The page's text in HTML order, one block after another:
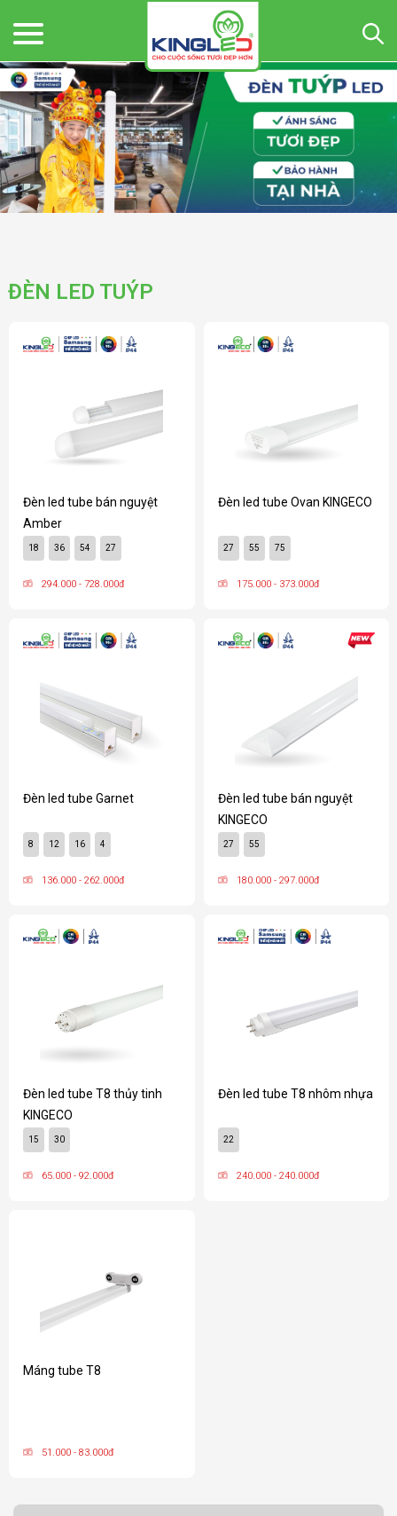
ĐÈN LED TUÝP
Đèn led tube bán nguyệt
Amber
18 36 54 27
294.000 - 728.000đ
Đèn led tube Ovan KINGECO
27 55 75
175.000 - 373.000đ
Đèn led tube Garnet
8 12 16 4
136.000 - 262.000đ
Đèn led tube bán nguyệt
KINGECO
27 55
180.000 - 297.000đ
Đèn led tube T8 thủy tinh
KINGECO
15 30
65.000 - 92.000đ
Đèn led tube T8 nhôm nhựa
22
240.000 - 240.000đ
Máng tube T8
51.000 - 83.000đ